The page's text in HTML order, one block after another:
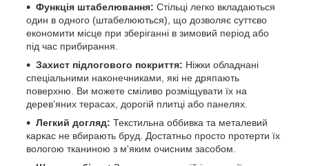
Функція штабелювання: Стільці легко вкладаються
один в одного (штабелюються), що дозволяє суттєво
економити місце при зберіганні в зимовий період або
під час прибирання.
Захист підлогового покриття: Ніжки обладнані
спеціальними наконечниками, які не дряпають
поверхню. Ви можете сміливо розміщувати їх на
дерев’яних терасах, дорогій плитці або панелях.
Легкий догляд: Текстильна оббивка та металевий
каркас не вбирають бруд. Достатньо просто протерти їх
вологою тканиною з м'яким очисним засобом.